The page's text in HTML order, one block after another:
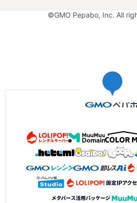
©GMO Pepabo, Inc. All